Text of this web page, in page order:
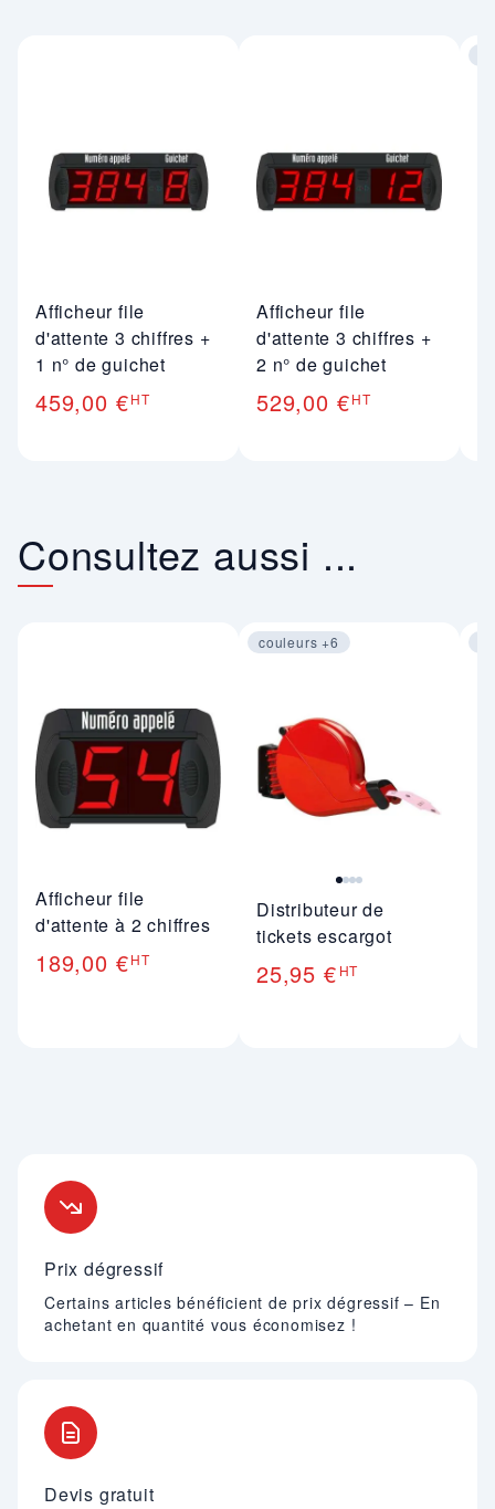
Afficheur file
d'attente 3 chiffres +
1 n° de guichet
459,00 €HT
Afficheur file
d'attente 3 chiffres +
2 n° de guichet
529,00 €HT
Consultez aussi ...
Afficheur file
d'attente à 2 chiffres
189,00 €HT
couleurs +6
Distributeur de
tickets escargot
25,95 € HT
Prix dégressif
Certains articles bénéficient de prix dégressif – En
achetant en quantité vous économisez !
Devis gratuit